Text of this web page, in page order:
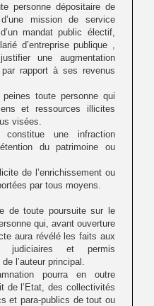
personne dépositaire de
mission de service
mandat public électif,
d’entreprise publique ,
une augmentation
rapport à ses revenus
toute personne qui
et ressources illicites
visées.
constitue une infraction
du patrimoine ou
de l’enrichissement ou
par tous moyens.
de toute poursuite sur le
qui, avant ouverture
aura révélé les faits aux
judiciaires et permis
l’auteur principal.
pourra en outre
de l’Etat, des collectivités
et para-publics de tout ou